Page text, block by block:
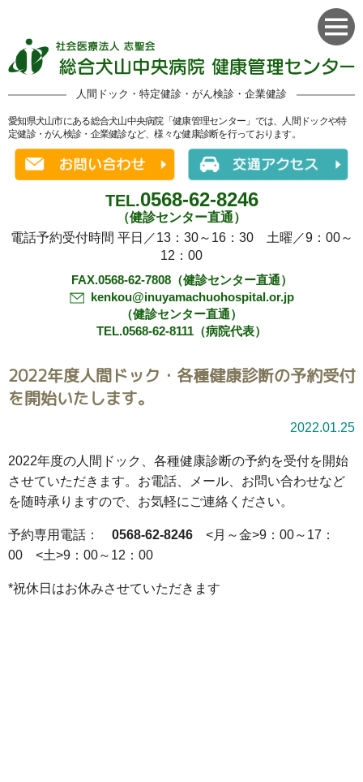
人間ドック・特定健診・がん検診・企業健診
愛知県犬山市にある総合犬山中央病院「健康管理センター」では、人間ドックや特
定健診・がん検診・企業健診など、様々な健康診断を行っております。
TEL.0568-62-8246
（健診センター直通）
電話予約受付時間 平日／13：30～16：30 土曜／9：00～
12：00
FAX.0568-62-7808（健診センター直通）
kenkou@inuyamachuohospital.or.jp
（健診センター直通）
TEL.0568-62-8111（病院代表）
2022年度人間ドック・各種健康診断の予約受付
を開始いたします。
2022.01.25
2022年度の人間ドック、各種健康診断の予約を受付を開始
させていただきます。お電話、メール、お問い合わせなど
を随時承りますので、お気軽にご連絡ください。
予約専用電話： 0568-62-8246 <月～金>9：00～17：
00 <土>9：00～12：00
*祝休日はお休みさせていただきます